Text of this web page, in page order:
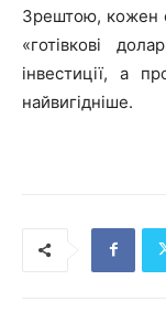
Зрештою, кожен
«готівкові
інвестиції, а
найвигідніше.